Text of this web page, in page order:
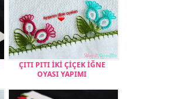
ÇITI PITI İKİ ÇİÇEK İĞNE
OYASI YAPIMI